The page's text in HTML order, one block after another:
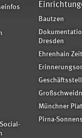
Bautzen
Dresden
Ehrenhain
Münchner
Pirna-